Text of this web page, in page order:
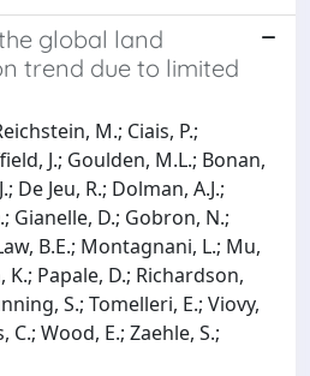
global land
trend due to limited
M.; Ciais, P.;
J.; Goulden, M.L.; Bonan,
De Jeu, R.; Dolman, A.J.;
Gianelle, D.; Gobron, N.;
B.E.; Montagnani, L.; Mu,
K.; Papale, D.; Richardson,
S.; Tomelleri, E.; Viovy,
C.; Wood, E.; Zaehle, S.;